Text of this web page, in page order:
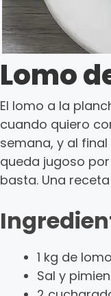
Lomo
El lomo a la
cuando quiero
semana, y al
queda jugoso
basta. Una
1 kg de
Sal y